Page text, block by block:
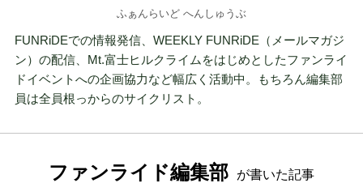
ふぁんらいど へんしゅうぶ
FUNRiDEでの情報発信、WEEKLY FUNRiDE（メールマガジ
ン）の配信、Mt.富士ヒルクライムをはじめとしたファンライ
ドイベントへの企画協力など幅広く活動中。もちろん編集部
員は全員根っからのサイクリスト。
ファンライド編集部 が書いた記事